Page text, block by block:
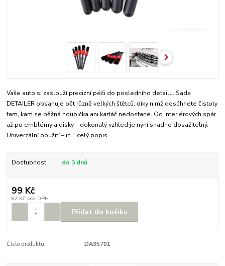
Vaše auto si zaslouží precizní péči do posledního detailu. Sada
DETAILER obsahuje pět různě velkých štětců, díky nimž dosáhnete čistoty
tam, kam se běžná houbička ani kartáč nedostane. Od interiérových spár
až po emblémy a disky – dokonalý vzhled je nyní snadno dosažitelný.
Univerzální použití – in... celý popis
Dostupnost do 3 dnů
99 Kč
82 Kč bez DPH
Přidat do košíku
Číslo produktu: DA35701